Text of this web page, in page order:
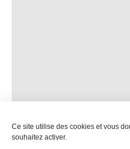
Ce site utilise des cookies et vous
souhaitez activer.